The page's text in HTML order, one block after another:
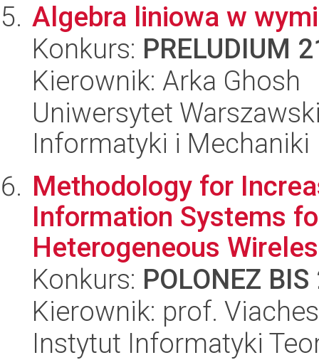
Algebra liniowa w
Konkurs: PRELUDIUM
Kierownik: Arka Ghosh
Uniwersytet
Informatyki i Mechaniki
Methodology for
Information Systems
Heterogeneous
Konkurs: POLONEZ BIS
Kierownik: prof.
Instytut Informatyki